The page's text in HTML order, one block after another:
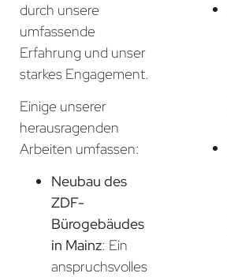
durch unsere
umfassende
Erfahrung und unser
starkes Engagement.
Einige unserer
herausragenden
Arbeiten umfassen:
Neubau des
ZDF-
Bürogebäudes
in Mainz: Ein
anspruchsvolles